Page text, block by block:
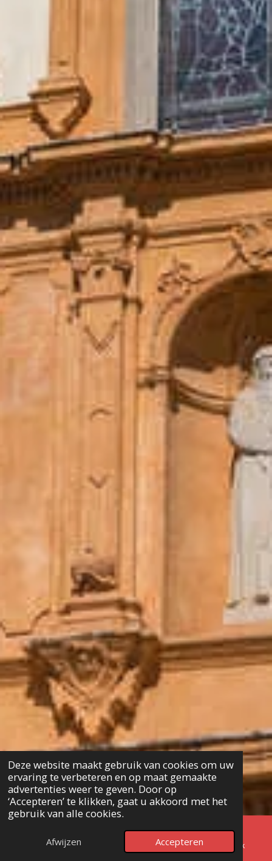
Deze website maakt gebruik van cookies om uw
ervaring te verbeteren en op maat gemaakte
advertenties weer te geven. Door op
‘Accepteren’ te klikken, gaat u akkoord met het
gebruik van alle cookies.
Afwijzen Accepteren
E-mailadres Telefoonnummer Facebook